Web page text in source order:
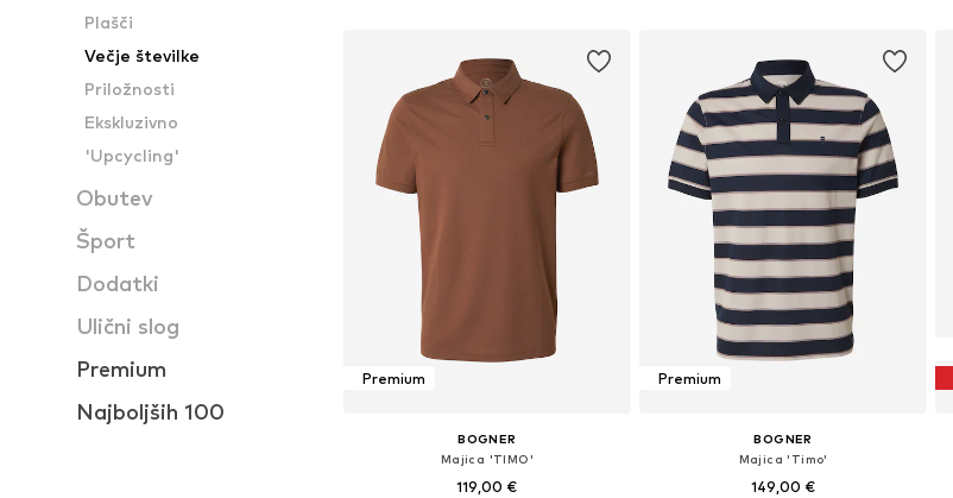
Plašči
Večje številke
Priložnosti
Ekskluzivno
'Upcycling'
Obutev
Šport
Dodatki
Ulični slog
Premium
Najboljših 100
Premium
BOGNER
Majica 'TIMO'
119,00 €
Premium
BOGNER
Majica 'Timo'
149,00 €